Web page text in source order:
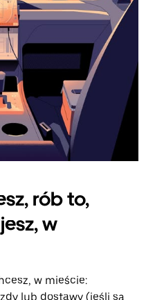
rób to,
w
w mieście:
lub dostawy (jeśli są